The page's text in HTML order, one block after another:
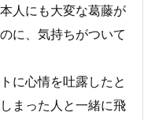
人にも大変な葛藤が
に、気持ちがついて
に心情を吐露したと
まった人と一緒に飛